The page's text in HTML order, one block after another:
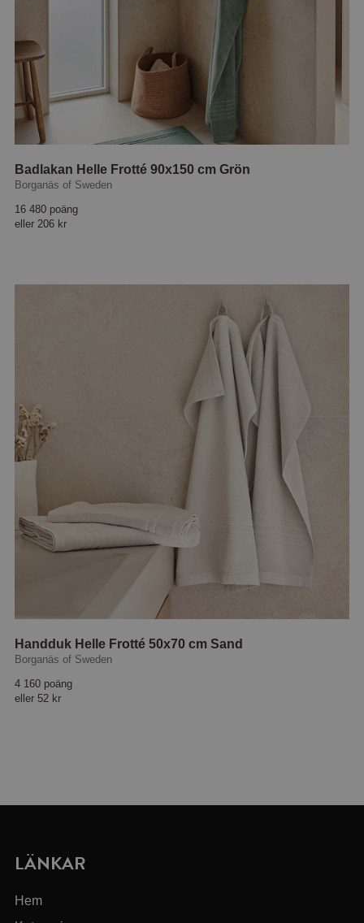
Badlakan Helle Frotté 90x150 cm Grön
Borganäs of Sweden
16 480 poäng
eller 206 kr
Handduk Helle Frotté 50x70 cm Sand
Borganäs of Sweden
4 160 poäng
eller 52 kr
LÄNKAR
Hem